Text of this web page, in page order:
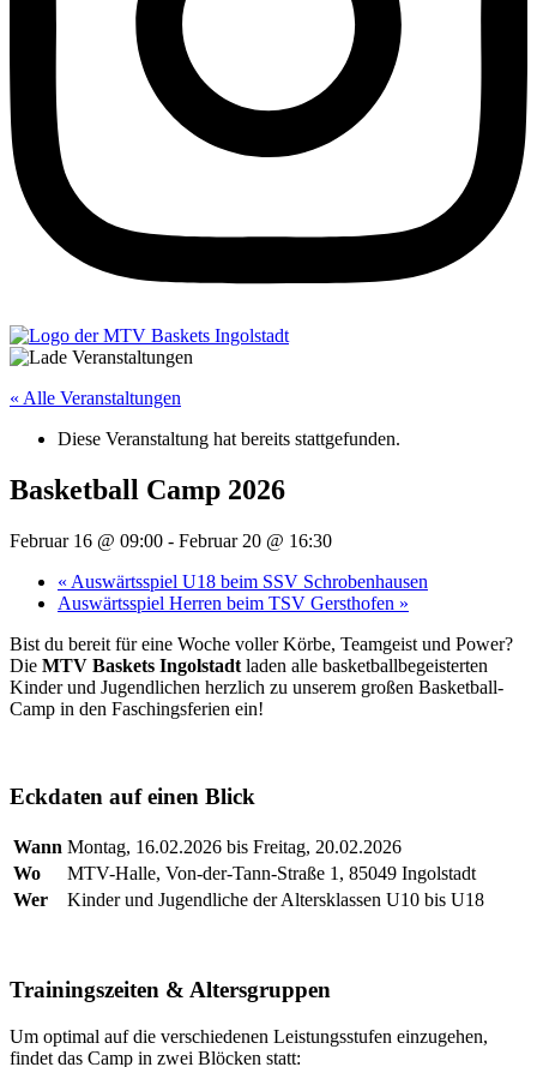
« Alle Veranstaltungen
Diese Veranstaltung hat bereits stattgefunden.
Basketball Camp 2026
Februar 16 @ 09:00 - Februar 20 @ 16:30
« Auswärtsspiel U18 beim SSV Schrobenhausen
Auswärtsspiel Herren beim TSV Gersthofen »
Bist du bereit für eine Woche voller Körbe, Teamgeist und Power?
Die MTV Baskets Ingolstadt laden alle basketballbegeisterten
Kinder und Jugendlichen herzlich zu unserem großen Basketball-
Camp in den Faschingsferien ein!
Eckdaten auf einen Blick
Wann Montag, 16.02.2026 bis Freitag, 20.02.2026
Wo
MTV-Halle, Von-der-Tann-Straße 1, 85049 Ingolstadt
Wer
Kinder und Jugendliche der Altersklassen U10 bis U18
Trainingszeiten & Altersgruppen
Um optimal auf die verschiedenen Leistungsstufen einzugehen,
findet das Camp in zwei Blöcken statt: